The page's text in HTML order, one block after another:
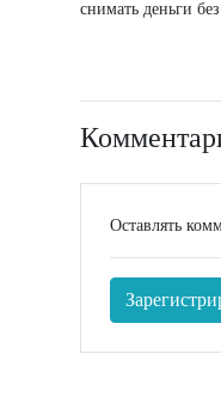
снимать деньги
Оставлять